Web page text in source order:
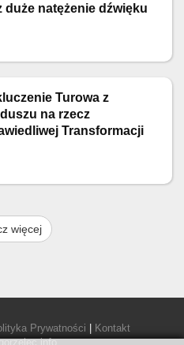
duże natężenie dźwięku
Turowa z
na rzecz
Transformacji
więcej
Prywatności
Kontakt